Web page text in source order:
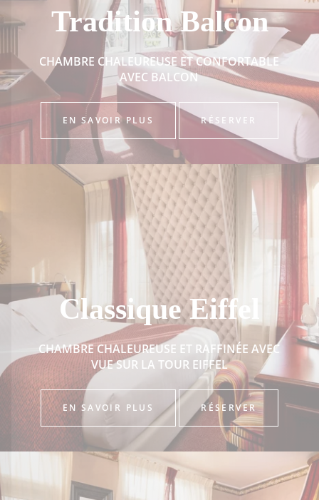
Tradition Balcon
CHAMBRE CHALEUREUSE ET CONFORTABLE
AVEC BALCON
EN SAVOIR PLUS RÉSERVER
Classique Eiffel
CHAMBRE CHALEUREUSE ET RAFFINÉE AVEC
VUE SUR LA TOUR EIFFEL
EN SAVOIR PLUS RÉSERVER